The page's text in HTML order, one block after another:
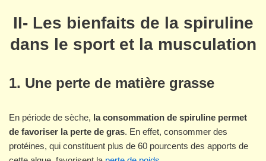
II- Les bienfaits de la spiruline
dans le sport et la musculation
1. Une perte de matière grasse
En période de sèche, la consommation de spiruline permet
de favoriser la perte de gras. En effet, consommer des
protéines, qui constituent plus de 60 pourcents des apports de